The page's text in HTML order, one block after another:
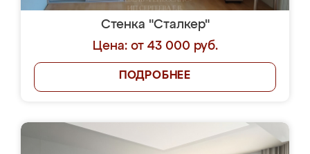
Стенка "Сталкер"
Цена: от 43 000 руб.
ПОДРОБНЕЕ